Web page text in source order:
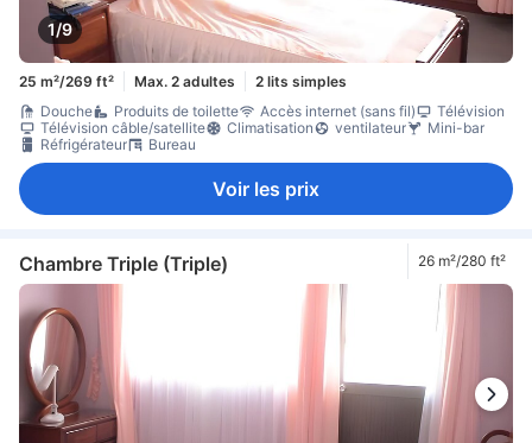
1/9
25 m²/269 ft² Max. 2 adultes
2 lits simples
Douche
Produits de toilette Accès internet (sans fil)
Télévision
Télévision câble/satellite
Climatisation ventilateur
Mini-bar
Réfrigérateur
Bureau
Voir les prix
Chambre Triple (Triple) 26 m²/280 ft²